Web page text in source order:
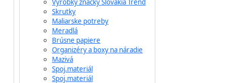
Výrobky značky Slovakia Trend
Skrutky
Maliarske potreby
Meradlá
Brúsne papiere
Organizéry a boxy na náradie
Mazivá
Spoj.materiál
Spoj.materiál